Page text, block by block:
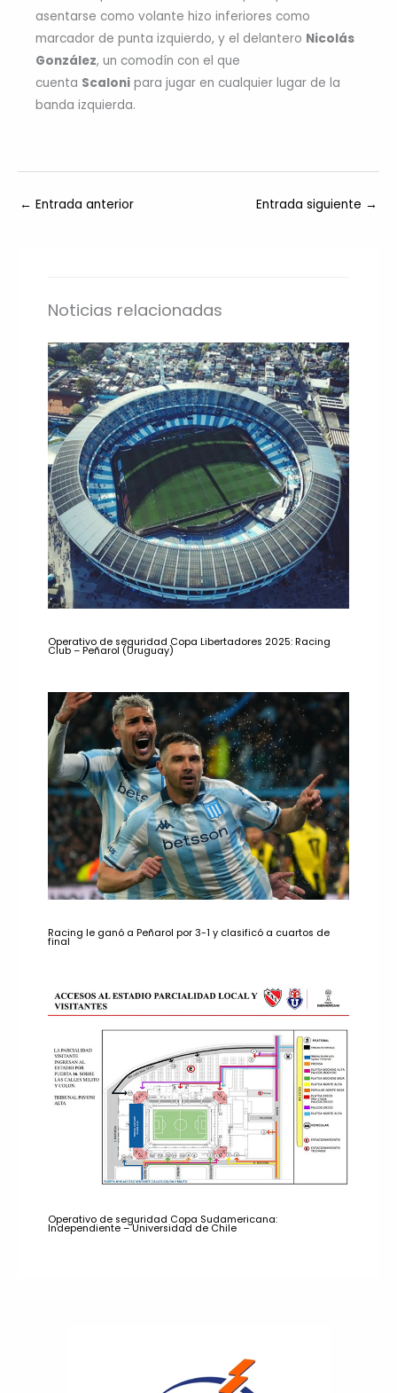
asentarse como volante hizo inferiores como
marcador de punta izquierdo, y el delantero Nicolás
González, un comodín con el que
cuenta Scaloni para jugar en cualquier lugar de la
banda izquierda.
← Entrada anterior Entrada siguiente →
Noticias relacionadas
Operativo de seguridad Copa Libertadores 2025: Racing
Club – Peñarol (Uruguay)
Racing le ganó a Peñarol por 3-1 y clasificó a cuartos de
final
Operativo de seguridad Copa Sudamericana:
Independiente – Universidad de Chile